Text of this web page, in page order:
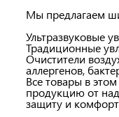
Мы предлагаем
Ультразвуковые
Традиционные
Очистители
аллергенов,
Все товары в
продукцию от
защиту и